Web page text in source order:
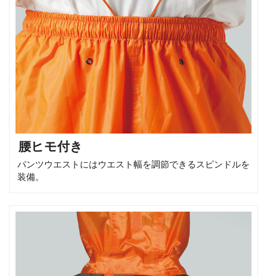
腰ヒモ付き
パンツウエストにはウエスト幅を調節できるスピンドルを
装備。